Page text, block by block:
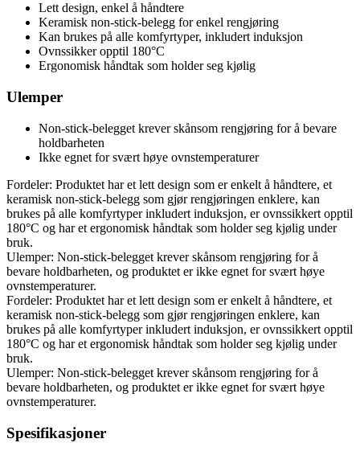
Lett design, enkel å håndtere
Keramisk non-stick-belegg for enkel rengjøring
Kan brukes på alle komfyrtyper, inkludert induksjon
Ovnssikker opptil 180°C
Ergonomisk håndtak som holder seg kjølig
Ulemper
Non-stick-belegget krever skånsom rengjøring for å bevare
holdbarheten
Ikke egnet for svært høye ovnstemperaturer
Fordeler: Produktet har et lett design som er enkelt å håndtere, et
keramisk non-stick-belegg som gjør rengjøringen enklere, kan
brukes på alle komfyrtyper inkludert induksjon, er ovnssikkert opptil
180°C og har et ergonomisk håndtak som holder seg kjølig under
bruk.
Ulemper: Non-stick-belegget krever skånsom rengjøring for å
bevare holdbarheten, og produktet er ikke egnet for svært høye
ovnstemperaturer.
Fordeler: Produktet har et lett design som er enkelt å håndtere, et
keramisk non-stick-belegg som gjør rengjøringen enklere, kan
brukes på alle komfyrtyper inkludert induksjon, er ovnssikkert opptil
180°C og har et ergonomisk håndtak som holder seg kjølig under
bruk.
Ulemper: Non-stick-belegget krever skånsom rengjøring for å
bevare holdbarheten, og produktet er ikke egnet for svært høye
ovnstemperaturer.
Spesifikasjoner